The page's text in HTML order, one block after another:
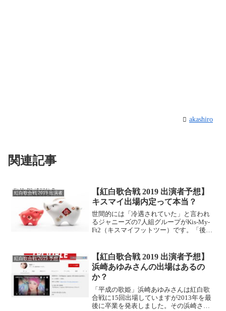
akashiro
関連記事
紅白歌合戦 2019 出演者
【紅白歌合戦 2019 出演者予想】
キスマイ出場内定って本当？
世間的には「冷遇されていた」と言われ
るジャニーズの7人組グループがKis-My-
Ft2（キスマイフットツー）です。「後ろ
2019年紅白歌合戦出場決定は本当でしょ
うか。
紅白歌合戦 2019 予想
【紅白歌合戦 2019 出演者予想】
浜崎あゆみさんの出場はあるの
か？
「平成の歌姫」浜崎あゆみさんは紅白歌
合戦に15回出場していますが2013年を最
後に卒業を発表しました。その浜崎さん